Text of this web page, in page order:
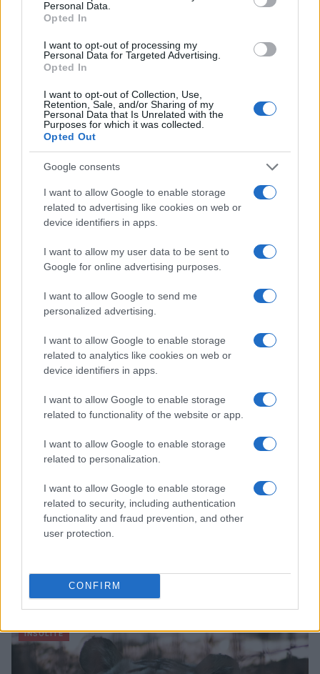
Personal Data.
Opted In
I want to opt-out of processing my
Personal Data for Targeted Advertising.
Opted In
I want to opt-out of Collection, Use,
Retention, Sale, and/or Sharing of my
Personal Data that Is Unrelated with the
Purposes for which it was collected.
Opted Out
Google consents
I want to allow Google to enable storage
related to advertising like cookies on web or
device identifiers in apps.
I want to allow my user data to be sent to
Google for online advertising purposes.
I want to allow Google to send me
personalized advertising.
I want to allow Google to enable storage
related to analytics like cookies on web or
device identifiers in apps.
I want to allow Google to enable storage
related to functionality of the website or app.
I want to allow Google to enable storage
related to personalization.
I want to allow Google to enable storage
related to security, including authentication
functionality and fraud prevention, and other
user protection.
CONFIRM
exactement pourquoi Sarah Henley a décidé de rester en
quarantaine avec le garçon, mais elle a écrit dans les
commentaires : « Pour des raisons personnelles
(l’isolement de ma part) n’était pas possible ».
Les deux hommes semblent bien s’entendre, car l’une des
vidéos montre l’homme préparant de la nourriture et la
servant à Sarah sur le canapé.
AUTEUR
Julien Durand
À lire aussi
INSOLITE